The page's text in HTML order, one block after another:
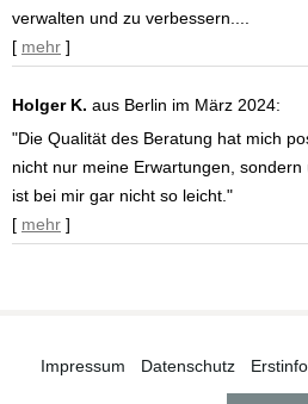
verwalten und zu verbessern....
[ mehr ]
Holger K. aus Berlin im März 2024:
"Die Qualität des Beratung hat mich
nicht nur meine Erwartungen,
ist bei mir gar nicht so leicht."
[ mehr ]
Impressum Datenschutz